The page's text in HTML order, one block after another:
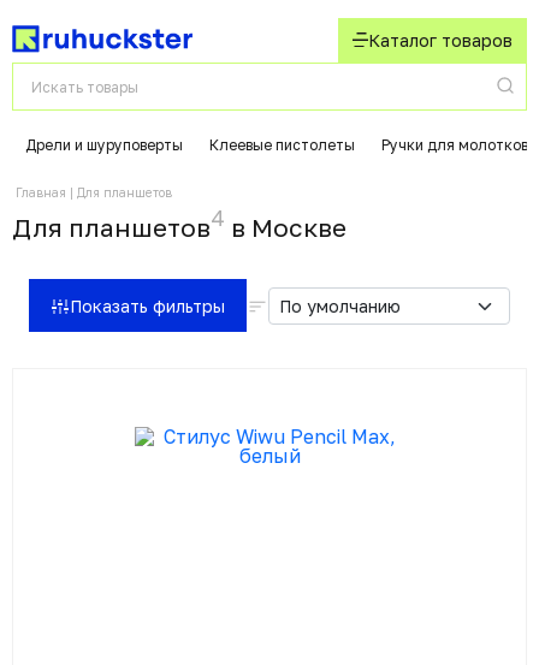
Каталог товаров
Дрели и шуруповерты Клеевые пистолеты Ручки для молотков
Главная Для планшетов
Для планшетов4 в Москвe
Показать фильтры